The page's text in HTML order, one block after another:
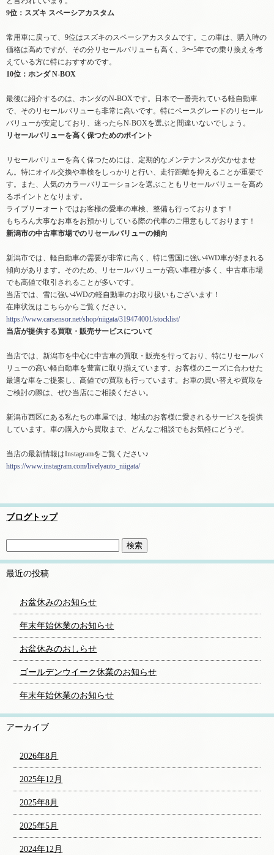
9位：スズキ スペーシアカスタム
常用車に戻って、9位はスズキのスペーシアカスタムです。この車は、購入時の
価格は高めですが、その分リセールバリューも高く、3〜5年での乗り換えを考
えている方に特におすすめです。
10位：ホンダ N-BOX
最後に紹介するのは、ホンダのN-BOXです。日本で一番売れている軽自動車
で、そのリセールバリューも非常に高いです。特にベースグレードのリセール
バリューが安定しており、迷ったらN-BOXを選ぶと間違いないでしょう。
リセールバリューを高く保つためのポイント
リセールバリューを高く保つためには、定期的なメンテナンスが欠かせませ
ん。特にオイル交換や車検をしっかりと行い、走行距離を抑えることが重要で
す。また、人気のカラーバリエーションを選ぶこともリセールバリューを高め
るポイントとなります。
ライブリーオートではお客様の愛車の車検、整備も行っております！
もちろん大事なお車をお預かりしている際の代車のご用意もしております！
新潟市の中古車市場でのリセールバリューの傾向
新潟市では、軽自動車の需要が非常に高く、特に雪国に強い4WD車が好まれる
傾向があります。そのため、リセールバリューが高い車種が多く、中古車市場
でも高値で取引されることが多いです。
当店では、雪に強い4WDの軽自動車のお取り扱いもございます！
在庫状況はこちらからご覧ください。
https://www.carsensor.net/shop/niigata/319474001/stocklist/
当店が提供する買取・販売サービスについて
当店では、新潟市を中心に中古車の買取・販売を行っており、特にリセールバ
リューの高い軽自動車を豊富に取り揃えています。お客様のニーズに合わせた
最適な車をご提案し、高値での買取も行っています。お車の買い替えや買取を
ご検討の際は、ぜひ当店にご相談ください。
新潟市西区にある私たちの車屋では、地域のお客様に愛されるサービスを提供
しています。車の購入から買取まで、どんなご相談でもお気軽にどうぞ。
当店の最新情報はInstagramをご覧ください♪
https://www.instagram.com/livelyauto_niigata/
ブログトップ
最近の投稿
お盆休みのお知らせ
年末年始休業のお知らせ
お盆休みのおしらせ
ゴールデンウイーク休業のお知らせ
年末年始休業のお知らせ
アーカイブ
2026年8月
2025年12月
2025年8月
2025年5月
2024年12月